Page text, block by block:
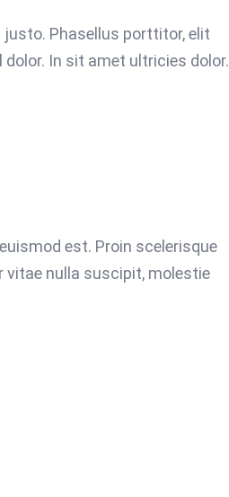
Phasellus porttitor, elit
In sit amet ultricies dolor.
est. Proin scelerisque
vitae nulla suscipit, molestie